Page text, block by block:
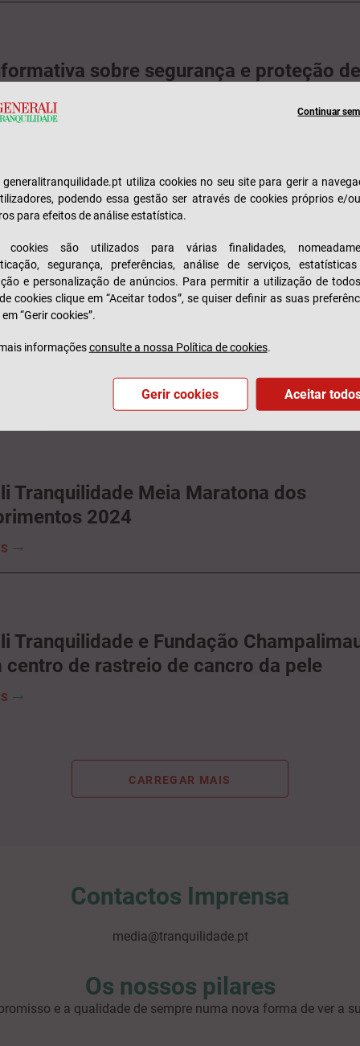
sobre segurança e proteção
da Generali Tranquilidade
feminino através das protagonistas
Oficial das Seleções e naming
Tranquilidade Meia Maratona dos
2024
Tranquilidade e Fundação
centro de rastreio de cancro da pele
Contactos Imprensa
media@tranquilidade.pt
Os nossos pilares
e a qualidade de sempre numa nova forma de ver a
Continuar
generalitranquilidade.pt utiliza cookies no seu site para gerir a
podendo essa gestão ser através de cookies próprios e/
para efeitos de análise estatística.
cookies são utilizados para várias finalidades,
segurança, preferências, análise de serviços,
e personalização de anúncios. Para permitir a utilização de
cookies clique em “Aceitar todos”, se quiser definir as suas
“Gerir cookies”.
informaçõesconsulte a nossa Política de cookies.
Gerir cookies Aceitar